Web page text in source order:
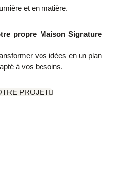
et en matière.
propre Maison Signature
vos idées en un plan
à vos besoins.
PROJET